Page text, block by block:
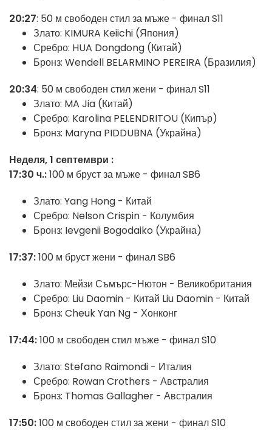
20:27: 50 м свободен стил за мъже - финал S11
Злато: KIMURA Keiichi (Япония)
Сребро: HUA Dongdong (Китай)
Бронз: Wendell BELARMINO PEREIRA (Бразилия)
20:34: 50 м свободен стил жени - финал S11
Злато: MA Jia (Китай)
Сребро: Karolina PELENDRITOU (Кипър)
Бронз: Maryna PIDDUBNA (Украйна)
Неделя, 1 септември :
17:30 ч.:100 м бруст за мъже - финал SB6
Злато: Yang Hong - Китай
Сребро: Nelson Crispin - Колумбия
Бронз: Ievgenii Bogodaiko (Украйна)
17:37:100 м бруст жени - финал SB6
Злато: Мейзи Съмърс-Нютон - Великобритания
Сребро: Liu Daomin - Китай Liu Daomin - Китай
Бронз: Cheuk Yan Ng - Хонконг
17:44:100 м свободен стил мъже - финал S10
Злато: Stefano Raimondi - Италия
Сребро: Rowan Crothers - Австралия
Бронз: Thomas Gallagher - Австралия
17:50:100 м свободен стил за жени - финал S10